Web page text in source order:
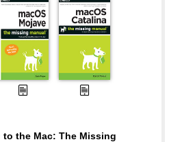
the Mac: The Missing